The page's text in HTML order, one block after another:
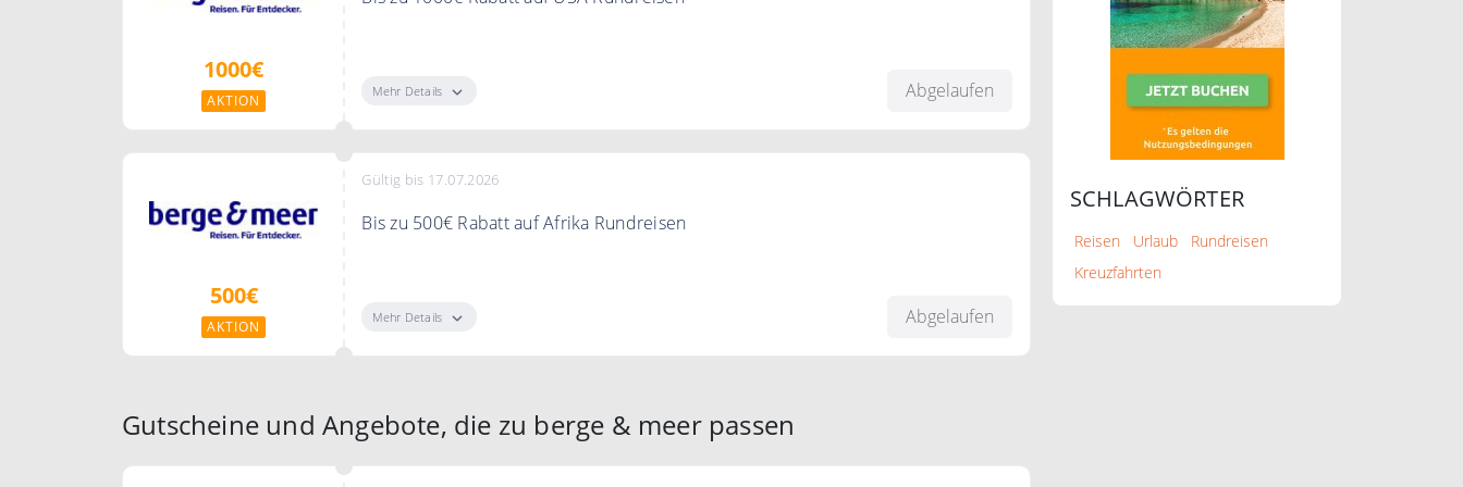
1000€
AKTION
Mehr Details Abgelaufen
500€
AKTION
Gültig bis 17.07.2026
Bis zu 500€ Rabatt auf Afrika Rundreisen
Mehr Details Abgelaufen
Gutscheine und Angebote, die zu berge & meer passen
SCHLAGWÖRTER
Reisen Urlaub
Rundreisen
Kreuzfahrten